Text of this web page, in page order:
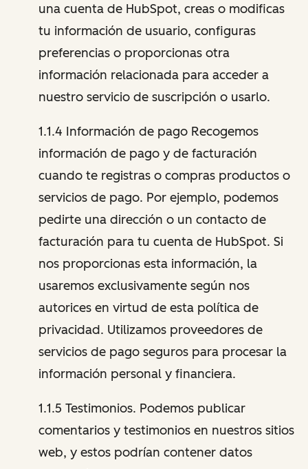
una cuenta de HubSpot, creas o modificas
tu información de usuario, configuras
preferencias o proporcionas otra
información relacionada para acceder a
nuestro servicio de suscripción o usarlo.
1.1.4 Información de pago Recogemos
información de pago y de facturación
cuando te registras o compras productos o
servicios de pago. Por ejemplo, podemos
pedirte una dirección o un contacto de
facturación para tu cuenta de HubSpot. Si
nos proporcionas esta información, la
usaremos exclusivamente según nos
autorices en virtud de esta política de
privacidad. Utilizamos proveedores de
servicios de pago seguros para procesar la
información personal y financiera.
1.1.5 Testimonios. Podemos publicar
comentarios y testimonios en nuestros sitios
web, y estos podrían contener datos